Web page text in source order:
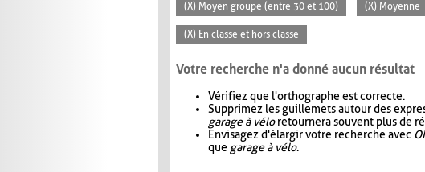
(X) Moyen groupe (entre 30 et 100) (X) Moyenne
(X) En classe et hors classe
Votre recherche n'a donné aucun résultat
Vérifiez que l'orthographe est correcte.
Supprimez les guillemets autour des
garage à véloretournera souvent plus de
Envisagez d'élargir votre recherche avec
que garage à vélo.